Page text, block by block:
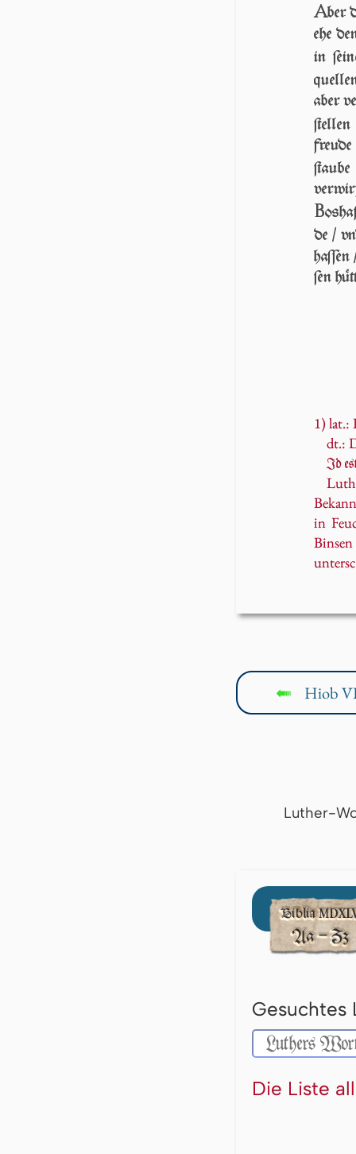
Aber
ehe
in
aber
B
de /
ſen
1) lat.:
dt.:
Id
in
↤ Hiob
Luther-
Die Liste